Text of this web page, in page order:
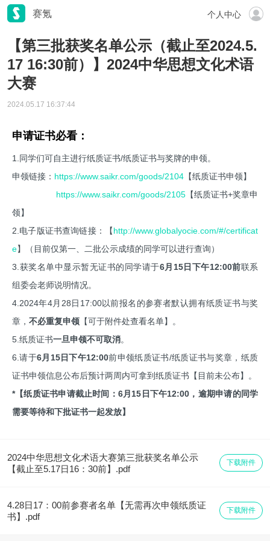
赛氪 个人中心
【第三批获奖名单公示（截止至2024.5.
17 16:30前）】2024中华思想文化术语
大赛
2024.05.17 16:37:44
申请证书必看：
1.同学们可自主进行纸质证书/纸质证书与奖牌的申领。
申领链接： https://www.saikr.com/goods/2104 【纸质证书申领】
https://www.saikr.com/goods/2105【纸质证书+奖章申
领】
2.电子版证书查询链接：【http://www.globalyocie.com/#/certificat
e】（目前仅第一、二批公示成绩的同学可以进行查询）
3.获奖名单中显示暂无证书的同学请于6月15日下午12:00前联系
组委会老师说明情况。
4.2024年4月28日17:00以前报名的参赛者默认拥有纸质证书与奖
章， 不必重复申领 【可于附件处查看名单】。
5.纸质证书一旦申领不可取消。
6.请于6月15日下午12:00前申领纸质证书/纸质证书与奖章，纸质
证书申领信息公布后预计两周内可拿到纸质证书【目前未公布】。
*【纸质证书申请截止时间：6月15日下午12:00，逾期申请的同学
需要等待和下批证书一起发放】
2024中华思想文化术语大赛第三批获奖名单公示
【截止至5.17日16：30前】.pdf
下载附件
4.28日17：00前参赛者名单【无需再次申领纸质证
书】.pdf
下载附件